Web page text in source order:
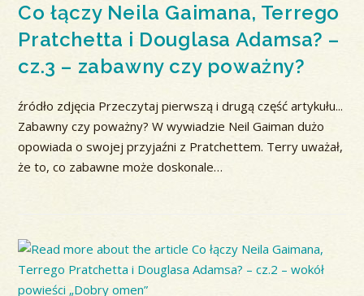
Co łączy Neila Gaimana, Terrego
Pratchetta i Douglasa Adamsa? –
cz.3 – zabawny czy poważny?
źródło zdjęcia Przeczytaj pierwszą i drugą część artykułu...
Zabawny czy poważny? W wywiadzie Neil Gaiman dużo
opowiada o swojej przyjaźni z Pratchettem. Terry uważał,
że to, co zabawne może doskonale…